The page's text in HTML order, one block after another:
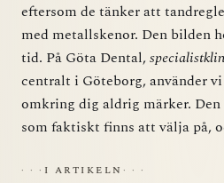
eftersom de tänker att
med metallskenor. Den bilden
tid. På Göta Dental,
centralt i Göteborg, använder
omkring dig aldrig märker.
som faktiskt finns att välja på,
I ARTIKELN